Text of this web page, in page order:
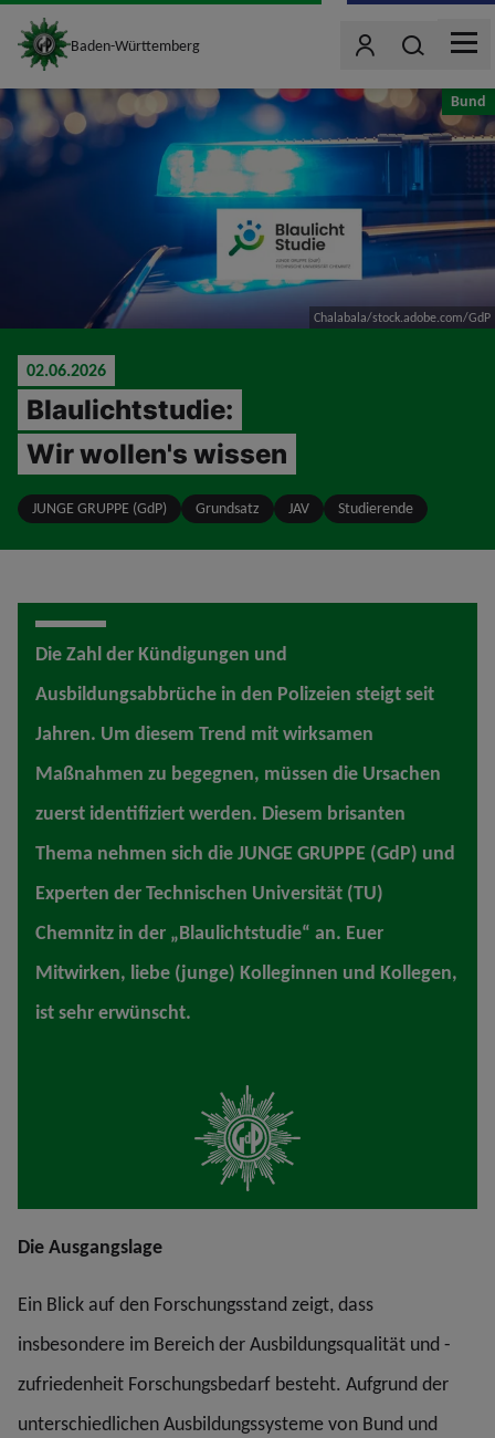
jumpToMain
site_logo
Baden-Württemberg BenutzerWonach
MENU
Chalabala/stock.adobe.com/GdP
Bund
02.06.2026
Blaulichtstudie:
Wir wollen's wissen
JUNGE GRUPPE (GdP) Grundsatz JAV Studierende
Die Zahl der Kündigungen und
Ausbildungsabbrüche in den Polizeien steigt seit
Jahren. Um diesem Trend mit wirksamen
Maßnahmen zu begegnen, müssen die Ursachen
zuerst identifiziert werden. Diesem brisanten
Thema nehmen sich die JUNGE GRUPPE (GdP) und
Experten der Technischen Universität (TU)
Chemnitz in der „Blaulichtstudie“ an. Euer
Mitwirken, liebe (junge) Kolleginnen und Kollegen,
ist sehr erwünscht.
Die Ausgangslage
Ein Blick auf den Forschungsstand zeigt, dass
insbesondere im Bereich der Ausbildungsqualität und -
zufriedenheit Forschungsbedarf besteht. Aufgrund der
unterschiedlichen Ausbildungssysteme von Bund und